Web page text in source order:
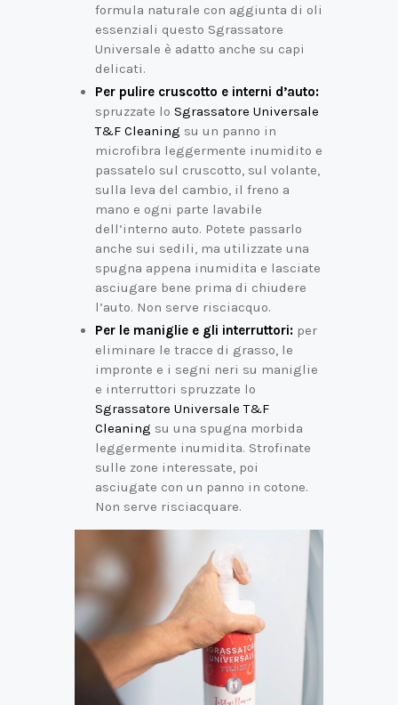
formula naturale con aggiunta di oli
essenziali questo Sgrassatore
Universale è adatto anche su capi
delicati.
Per pulire cruscotto e interni d’auto:
spruzzate lo Sgrassatore Universale
T&F Cleaning su un panno in
microfibra leggermente inumidito e
passatelo sul cruscotto, sul volante,
sulla leva del cambio, il freno a
mano e ogni parte lavabile
dell’interno auto. Potete passarlo
anche sui sedili, ma utilizzate una
spugna appena inumidita e lasciate
asciugare bene prima di chiudere
l’auto. Non serve risciacquo.
Per le maniglie e gli interruttori:per
eliminare le tracce di grasso, le
impronte e i segni neri su maniglie
e interruttori spruzzate lo
Sgrassatore Universale T&F
Cleaning su una spugna morbida
leggermente inumidita. Strofinate
sulle zone interessate, poi
asciugate con un panno in cotone.
Non serve risciacquare.